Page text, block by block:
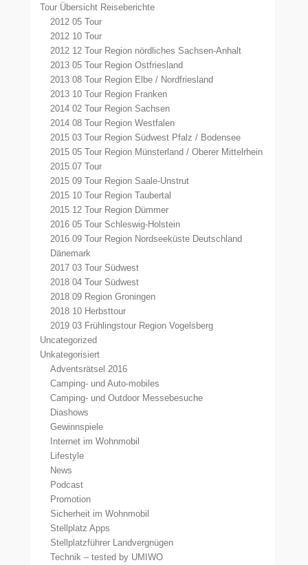
Tour Übersicht Reiseberichte
2012 05 Tour
2012 10 Tour
2012 12 Tour Region nördliches Sachsen-Anhalt
2013 05 Tour Region Ostfriesland
2013 08 Tour Region Elbe / Nordfriesland
2013 10 Tour Region Franken
2014 02 Tour Region Sachsen
2014 08 Tour Region Westfalen
2015 03 Tour Region Südwest Pfalz / Bodensee
2015 05 Tour Region Münsterland / Oberer Mittelrhein
2015 07 Tour
2015 09 Tour Region Saale-Unstrut
2015 10 Tour Region Taubertal
2015 12 Tour Region Dümmer
2016 05 Tour Schleswig-Holstein
2016 09 Tour Region Nordseeküste Deutschland
Dänemark
2017 03 Tour Südwest
2018 04 Tour Südwest
2018 09 Region Groningen
2018 10 Herbsttour
2019 03 Frühlingstour Region Vogelsberg
Uncategorized
Unkategorisiert
Adventsrätsel 2016
Camping- und Auto-mobiles
Camping- und Outdoor Messebesuche
Diashows
Gewinnspiele
Internet im Wohnmobil
Lifestyle
News
Podcast
Promotion
Sicherheit im Wohnmobil
Stellplatz Apps
Stellplatzführer Landvergnügen
Technik – tested by UMIWO